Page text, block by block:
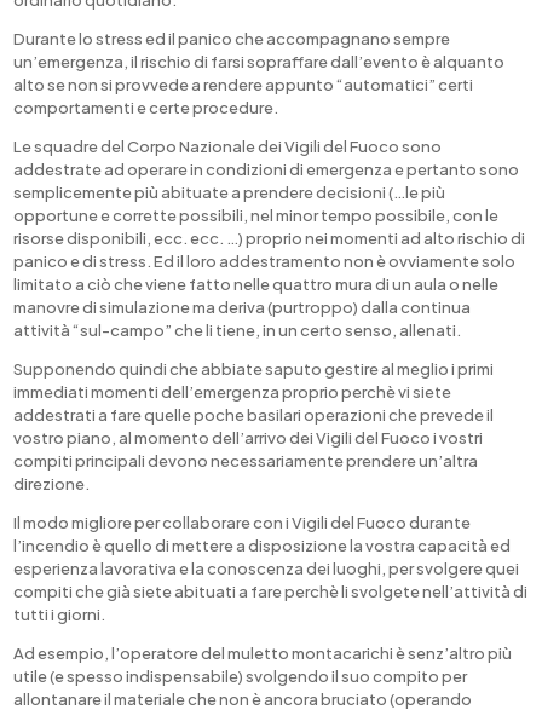
Durante lo stress ed il panico che accompagnano sempre
un’emergenza, il rischio di farsi sopraffare dall’evento è alquanto
alto se non si provvede a rendere appunto “automatici” certi
comportamenti e certe procedure.
Le squadre del Corpo Nazionale dei Vigili del Fuoco sono
addestrate ad operare in condizioni di emergenza e pertanto sono
semplicemente più abituate a prendere decisioni (…le più
opportune e corrette possibili, nel minor tempo possibile, con le
risorse disponibili, ecc. ecc. …) proprio nei momenti ad alto rischio di
panico e di stress. Ed il loro addestramento non è ovviamente solo
limitato a ciò che viene fatto nelle quattro mura di un aula o nelle
manovre di simulazione ma deriva (purtroppo) dalla continua
attività “sul-campo” che li tiene, in un certo senso, allenati.
Supponendo quindi che abbiate saputo gestire al meglio i primi
immediati momenti dell’emergenza proprio perchè vi siete
addestrati a fare quelle poche basilari operazioni che prevede il
vostro piano, al momento dell’arrivo dei Vigili del Fuoco i vostri
compiti principali devono necessariamente prendere un’altra
direzione.
Il modo migliore per collaborare con i Vigili del Fuoco durante
l’incendio è quello di mettere a disposizione la vostra capacità ed
esperienza lavorativa e la conoscenza dei luoghi, per svolgere quei
compiti che già siete abituati a fare perchè li svolgete nell’attività di
tutti i giorni.
Ad esempio, l’operatore del muletto montacarichi è senz’altro più
utile (e spesso indispensabile) svolgendo il suo compito per
allontanare il materiale che non è ancora bruciato (operando